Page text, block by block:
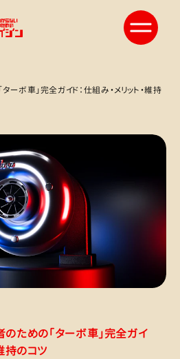
ーボ車」完全ガイド：仕組み・メリット・維持
ための「ターボ車」完全ガイ
持のコツ